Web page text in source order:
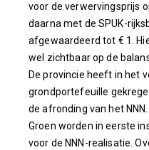
voor de verwervingsprijs
daarna met de SPUK-
afgewaardeerd tot € 1.
wel zichtbaar op de
De provincie heeft in het
grondportefeuille
de afronding van het
Groen worden in eerste
voor de NNN-realisatie.